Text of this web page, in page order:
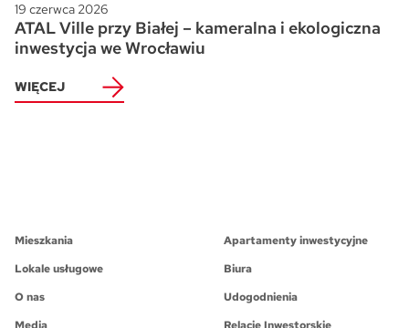
19 czerwca 2026
ATAL Ville przy Białej – kameralna i ekologiczna
inwestycja we Wrocławiu
WIĘCEJ
Mieszkania
Apartamenty inwestycyjne
Lokale usługowe
Biura
O nas
Udogodnienia